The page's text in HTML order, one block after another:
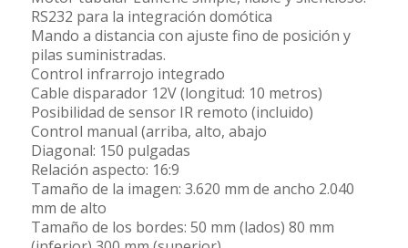
RS232 para la integración domótica
Mando a distancia con ajuste fino de posición y
pilas suministradas.
Control infrarrojo integrado
Cable disparador 12V (longitud: 10 metros)
Posibilidad de sensor IR remoto (incluido)
Control manual (arriba, alto, abajo
Diagonal: 150 pulgadas
Relación aspecto: 16:9
Tamaño de la imagen: 3.620 mm de ancho 2.040
mm de alto
Tamaño de los bordes: 50 mm (lados) 80 mm